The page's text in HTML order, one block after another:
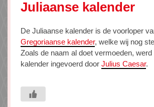
Juliaanse kalender
De Juliaanse kalender is de voorloper
Gregoriaanse kalender, welke wij nog
Zoals de naam al doet vermoeden,
kalender ingevoerd door Julius Caesar.